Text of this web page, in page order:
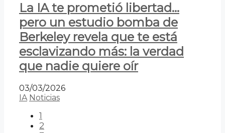
La IA te prometió libertad…
pero un estudio bomba de
Berkeley revela que te está
esclavizando más: la verdad
que nadie quiere oír
03/03/2026
IA Noticias
1
2